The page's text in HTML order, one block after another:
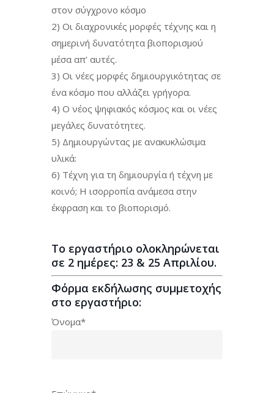
στον σύγχρονο κόσμο
2) Οι διαχρονικές μορφές τέχνης και η
σημερινή δυνατότητα βιοπορισμού
μέσα απ’ αυτές.
3) Οι νέες μορφές δημιουργικότητας σε
ένα κόσμο που αλλάζει γρήγορα.
4) Ο νέος ψηφιακός κόσμος και οι νέες
μεγάλες δυνατότητες.
5) Δημιουργώντας με ανακυκλώσιμα
υλικά:
6) Τέχνη για τη δημιουργία ή τέχνη με
κοινό; Η ισορροπία ανάμεσα στην
έκφραση και το βιοπορισμό.
Το εργαστήριο ολοκληρώνεται
σε 2 ημέρες: 23 & 25 Απριλίου.
Φόρμα εκδήλωσης συμμετοχής
στο εργαστήριο:
Όνομα*